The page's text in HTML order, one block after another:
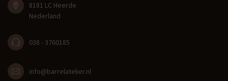
8181 LC Heerde
Nederland
038 - 3760185
info@barrelatelier.nl